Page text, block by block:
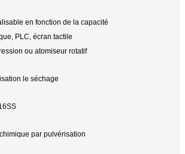
en fonction de la capacité
PLC, écran tactile
ou atomiseur rotatif
le séchage
par pulvérisation